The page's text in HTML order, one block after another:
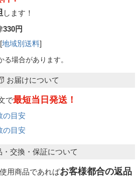
します！
330円
[地域別送料]
場合があります。
お届けについて
で最短当日発送！
の目安
の目安
・交換・保証について
用商品であればお客様都合の返品